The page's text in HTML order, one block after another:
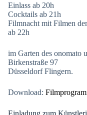
Einlass ab 20h
Cocktails ab 21h
Filmnacht mit Filmen
ab 22h
im Garten des onomato
Birkenstraße 97
Düsseldorf Flingern.
Download:
Einladung zum